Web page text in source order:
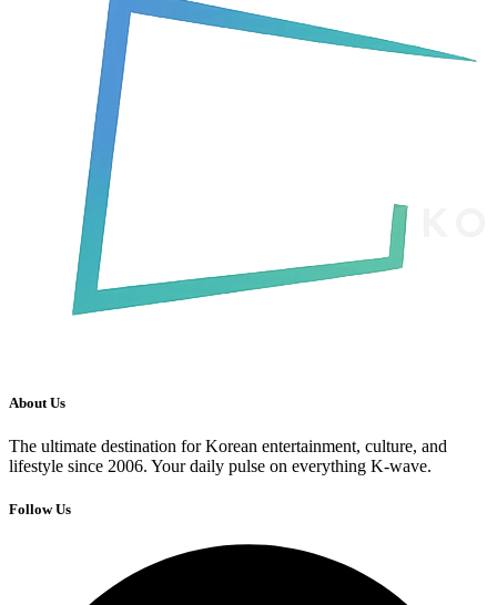
About Us
The ultimate destination for Korean entertainment, culture, and
lifestyle since 2006. Your daily pulse on everything K-wave.
Follow Us